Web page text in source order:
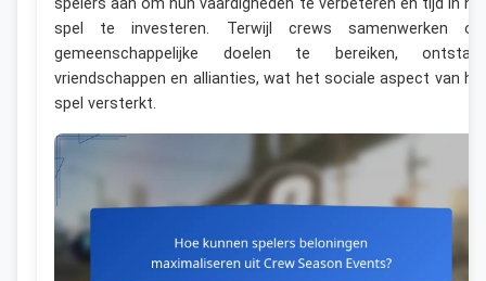
spelers aan om hun vaardigheden te verbeteren en tijd in
spel te investeren. Terwijl crews samenwerken
gemeenschappelijke doelen te bereiken,
vriendschappen en allianties, wat het sociale aspect van
spel versterkt.